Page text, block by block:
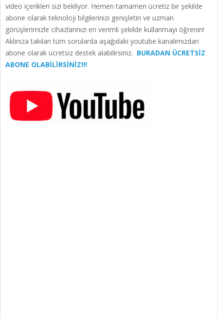
video içerikleri sizi bekliyor. Hemen tamamen ücretiz bir şekilde
abone olarak teknoloji bilgilerinizi genişletin ve uzman
görüşlerimizle cihazlarınızı en verimli şekilde kullanmayı öğrenin!
Aklınıza takılan tüm sorularda aşağıdaki youtube kanalımızdan
abone olarak ücretsiz destek alabilirsiniz. BURADAN ÜCRETSİZ
ABONE OLABİLİRSİNİZ!!!